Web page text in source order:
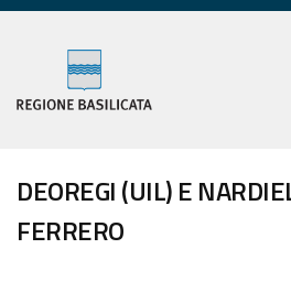
DEOREGI (UIL) E
FERRERO